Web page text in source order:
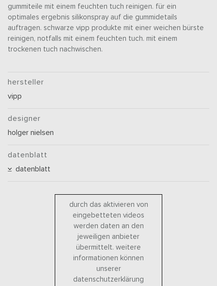
gummiteile mit einem feuchten tuch reinigen. für ein
optimales ergebnis silikonspray auf die gummidetails
auftragen. schwarze vipp produkte mit einer weichen bürste
reinigen, notfalls mit einem feuchten tuch. mit einem
trockenen tuch nachwischen.
hersteller
vipp
designer
holger nielsen
datenblatt
datenblatt
durch das aktivieren von
eingebetteten videos
werden daten an den
jeweiligen anbieter
übermittelt. weitere
informationen können
unserer
datenschutzerklärung